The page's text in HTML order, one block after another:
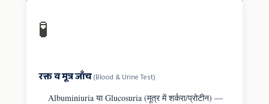
🧪
रक्त व मूत्र जाँच(Blood & Urine Test)
Albuminiuria या Glucosuria (मूत्र में शर्करा/प्रोटीन) —